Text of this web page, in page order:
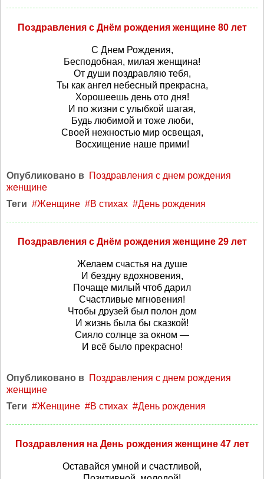
Поздравления с Днём рождения женщине 80 лет
С Днем Рождения,
Бесподобная, милая женщина!
От души поздравляю тебя,
Ты как ангел небесный прекрасна,
Хорошеешь день ото дня!
И по жизни с улыбкой шагая,
Будь любимой и тоже люби,
Своей нежностью мир освещая,
Восхищение наше прими!
Опубликовано в Поздравления с днем рождения
женщине
Теги
Женщине В стихах День рождения
Поздравления с Днём рождения женщине 29 лет
Желаем счастья на душе
И бездну вдохновения,
Почаще милый чтоб дарил
Счастливые мгновения!
Чтобы друзей был полон дом
И жизнь была бы сказкой!
Сияло солнце за окном —
И всё было прекрасно!
Опубликовано в Поздравления с днем рождения
женщине
Теги
Женщине В стихах День рождения
Поздравления на День рождения женщине 47 лет
Оставайся умной и счастливой,